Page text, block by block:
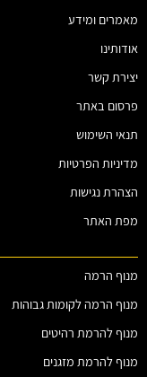
מאמרים ומידע
אודותינו
יצירת קשר
פרסום באתר
תנאי השימוש
מדיניות הפרטיות
הצהרת נגישות
מפת האתר
מנוף הרמה
מנוף הרמה לקומות גבוהות
מנוף להרמת רהיטים
מנוף להרמת מזגנים